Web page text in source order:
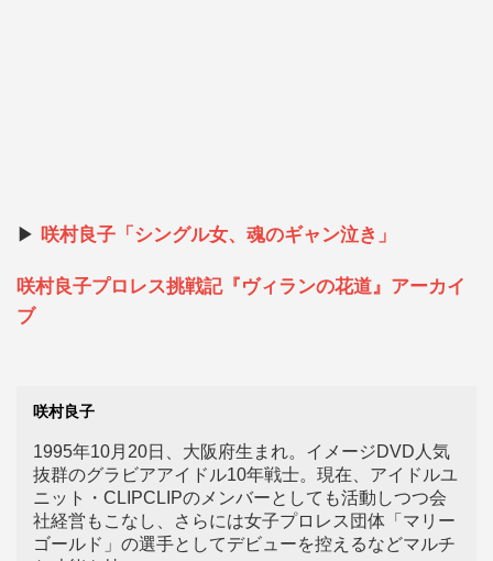
▶ 咲村良子「シングル女、魂のギャン泣き」
咲村良子プロレス挑戦記『ヴィランの花道』アーカイ
ブ
咲村良子
1995年10月20日、大阪府生まれ。イメージDVD人気
抜群のグラビアアイドル10年戦士。現在、アイドルユ
ニット・CLIPCLIPのメンバーとしても活動しつつ会
社経営もこなし、さらには女子プロレス団体「マリー
ゴールド」の選手としてデビューを控えるなどマルチ